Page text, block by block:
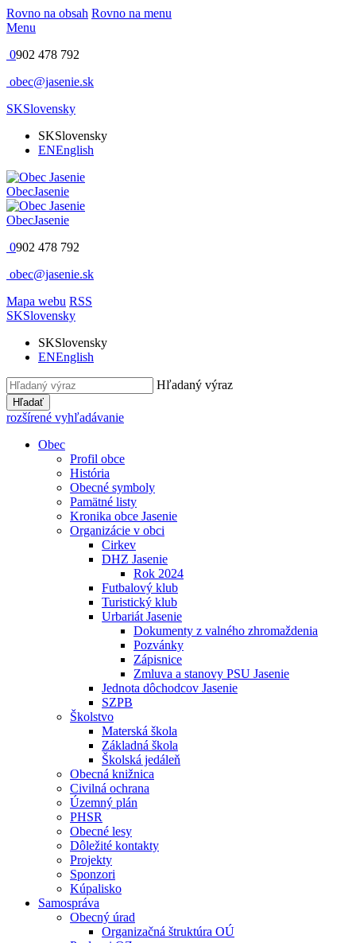
Rovno na obsah Rovno na menu
Menu
0902 478 792
obec@jasenie.sk
SKSlovensky
SKSlovensky
ENEnglish
ObecJasenie
ObecJasenie
0902 478 792
obec@jasenie.sk
Mapa webu RSS
SKSlovensky
SKSlovensky
ENEnglish
Hľadaný výraz
Hľadať
rozšírené vyhľadávanie
Obec
Profil obce
História
Obecné symboly
Pamätné listy
Kronika obce Jasenie
Organizácie v obci
Cirkev
DHZ Jasenie
Rok 2024
Futbalový klub
Turistický klub
Urbariát Jasenie
Dokumenty z valného zhromaždenia
Pozvánky
Zápisnice
Zmluva a stanovy PSU Jasenie
Jednota dôchodcov Jasenie
SZPB
Školstvo
Materská škola
Základná škola
Školská jedáleň
Obecná knižnica
Civilná ochrana
Územný plán
PHSR
Obecné lesy
Dôležité kontakty
Projekty
Sponzori
Kúpalisko
Samospráva
Obecný úrad
Organizačná štruktúra OÚ